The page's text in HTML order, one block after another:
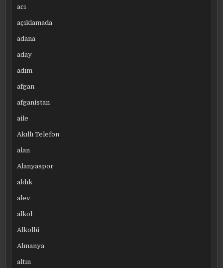
acı
açıklamada
adana
aday
adım
afgan
afganistan
aile
Akıllı Telefon
alan
Alanyaspor
aldık
alev
alkol
Alkollü
Almanya
altın